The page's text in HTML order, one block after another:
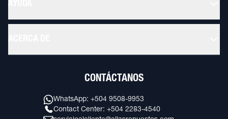
CONTÁCTANOS
WhatsApp: +504 9508-9953
Contact Center: +504 2283-4540